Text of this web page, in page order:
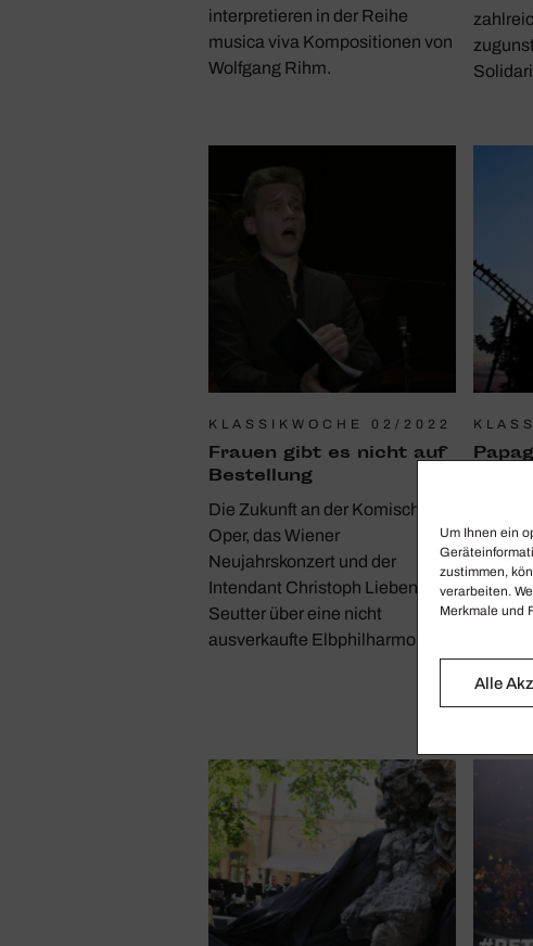
Um Ihnen ein
zustimmen,
verarbeiten.
Merkmale und
Alle
interpretieren in der Reihe
musica viva Kompositionen von
Wolfgang Rihm.
KLASSIKWOCHE 02/2022
Frauen gibt es nicht auf
Bestel­lung
Die Zukunft an der Komischen
Oper, das Wiener
Neujahrskonzert und der
Intendant Christoph Lieben-
Seutter über eine nicht
ausverkaufte Elbphilharmonie